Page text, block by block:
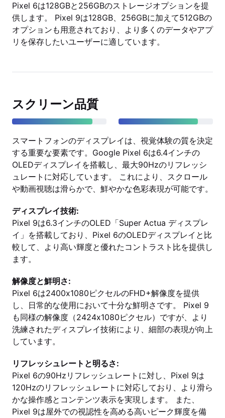
Pixel 6は128GBと256GBのストレージオプションを提
供します。 Pixel 9は128GB、256GBに加えて512GBの
オプションも用意されており、より多くのデータやアプ
リを保存したいユーザーに適しています。
スクリーン品質
スマートフォンのディスプレイは、視覚体験の質を決定
する重要な要素です。Google Pixel 6は6.4インチの
OLEDディスプレイを搭載し、最大90Hzのリフレッシ
ュレートに対応しています。 これにより、スクロール
や動画視聴は滑らかで、鮮やかな色彩表現が可能です。
ディスプレイ技術:
Pixel 9は6.3インチのOLED「Super Actua ディスプレ
イ」を搭載しており、Pixel 6のOLEDディスプレイと比
較して、より高い輝度と優れたコントラスト比を提供し
ます。
解像度と鮮明さ:
Pixel 6は2400x1080ピクセルのFHD+解像度を提供
し、日常的な使用において十分な鮮明さです。 Pixel 9
も同様の解像度（2424x1080ピクセル）ですが、より
洗練されたディスプレイ技術により、細部の表現が向上
しています。
リフレッシュレートと明るさ:
Pixel 6の90Hzリフレッシュレートに対し、Pixel 9は
120Hzのリフレッシュレートに対応しており、より滑ら
かな操作感とコンテンツ表示を実現します。 また、
Pixel 9は屋外での視認性を高める高いピーク輝度を備